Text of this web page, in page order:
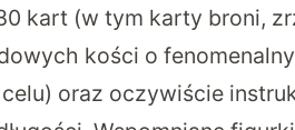
kart (w tym karty broni,
kości o
oraz oczywiście